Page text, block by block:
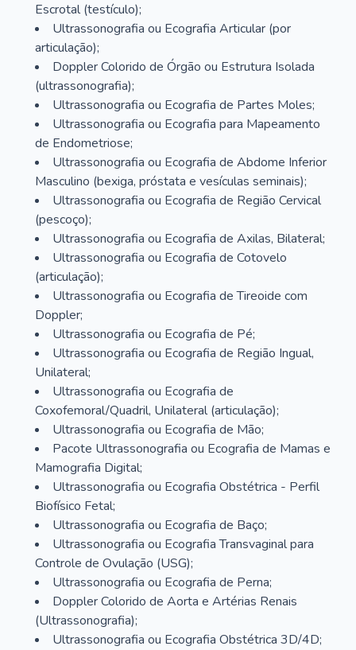
Escrotal (testículo);
Ultrassonografia ou Ecografia Articular (por
articulação);
Doppler Colorido de Órgão ou Estrutura Isolada
(ultrassonografia);
Ultrassonografia ou Ecografia de Partes Moles;
Ultrassonografia ou Ecografia para Mapeamento
de Endometriose;
Ultrassonografia ou Ecografia de Abdome Inferior
Masculino (bexiga, próstata e vesículas seminais);
Ultrassonografia ou Ecografia de Região Cervical
(pescoço);
Ultrassonografia ou Ecografia de Axilas, Bilateral;
Ultrassonografia ou Ecografia de Cotovelo
(articulação);
Ultrassonografia ou Ecografia de Tireoide com
Doppler;
Ultrassonografia ou Ecografia de Pé;
Ultrassonografia ou Ecografia de Região Ingual,
Unilateral;
Ultrassonografia ou Ecografia de
Coxofemoral/Quadril, Unilateral (articulação);
Ultrassonografia ou Ecografia de Mão;
Pacote Ultrassonografia ou Ecografia de Mamas e
Mamografia Digital;
Ultrassonografia ou Ecografia Obstétrica - Perfil
Biofísico Fetal;
Ultrassonografia ou Ecografia de Baço;
Ultrassonografia ou Ecografia Transvaginal para
Controle de Ovulação (USG);
Ultrassonografia ou Ecografia de Perna;
Doppler Colorido de Aorta e Artérias Renais
(Ultrassonografia);
Ultrassonografia ou Ecografia Obstétrica 3D/4D;